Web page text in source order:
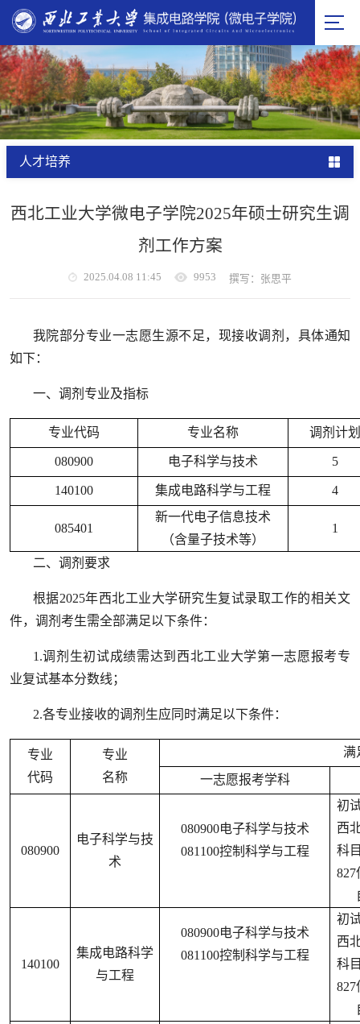
人才培养
西北工业大学微电子学院2025年硕士研究生调
剂工作方案
2025.04.08 11:45 9953 撰写：张思平
我院部分专业一志愿生源不足，现接收调剂，具体通知
如下：
一、调剂专业及指标
专业代码 专业名称 调剂计划
080900 电子科学与技术 5
140100 集成电路科学与工程 4
085401
新一代电子信息技术
（含量子技术等）
1
二、调剂要求
根据2025年西北工业大学研究生复试录取工作的相关文
件，调剂考生需全部满足以下条件：
1.调剂生初试成绩需达到西北工业大学第一志愿报考专
业复试基本分数线；
2.各专业接收的调剂生应同时满足以下条件：
专业
代码
专业
名称
满
一志愿报考学科
080900
电子科学与技
术
080900电子科学与技术
081100控制科学与工程
初
西
科
827
140100
集成电路科学
与工程
080900电子科学与技术
081100控制科学与工程
初
西
科
827